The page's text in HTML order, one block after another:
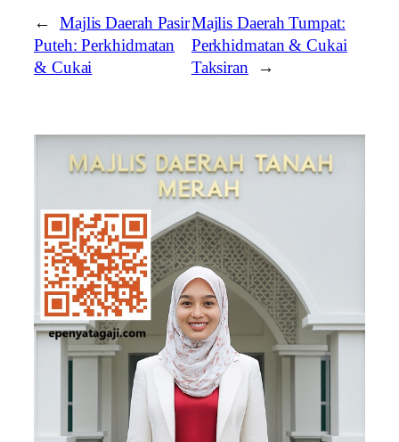
←
Majlis Daerah Pasir
Puteh: Perkhidmatan
& Cukai
Majlis Daerah Tumpat:
Perkhidmatan & Cukai
Taksiran
→